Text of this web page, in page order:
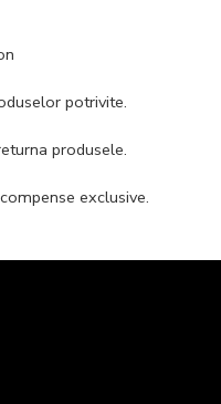
potrivite.
produsele.
exclusive.